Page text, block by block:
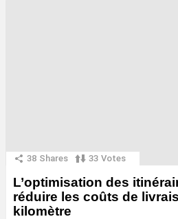
38 Shares 33 Votes
L’optimisation des
réduire les coûts de
kilomètre